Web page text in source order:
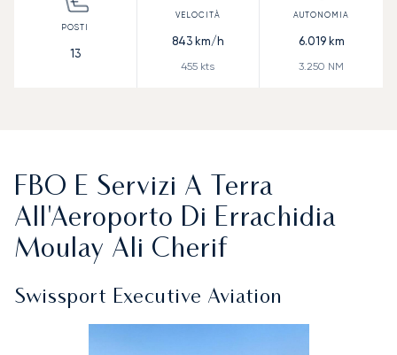
13
843km/h
455 kts
6.019km
3.250 NM
FBO E Servizi A Terra
All'Aeroporto Di Errachidia
Moulay Ali Cherif
Swissport Executive Aviation